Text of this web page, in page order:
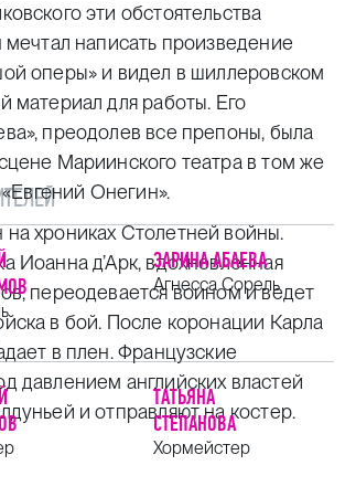
эти обстоятельства
мечтал написать произведение
оперы» и видел в шиллеровском
материал для работы. Его
преодолев все препоны, была
Мариинского театра в том же
«Евгений Онегин».
хрониках Столетней войны.
Иоанна д’Арк, вдохновленная
переодевается воином и ведет
в бой. После коронации Карла
в плен. Французские
давлением английских властей
и отправляют на костер.
ЗАРИНА АБАЕВА
Агнесса Сорель
ТАТЬЯНА
СТЕПАНОВА
Хормейстер